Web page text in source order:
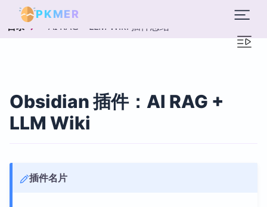
PKMER
目录 AI RAG + LLM Wiki 插件总结
Obsidian 插件：AI RAG +
LLM Wiki
插件名片